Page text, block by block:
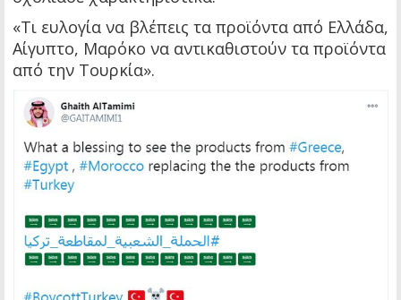
«Τι ευλογία να βλέπεις τα προϊόντα από Ελλάδα,
Αίγυπτο, Μαρόκο να αντικαθιστούν τα προϊόντα
από την Τουρκία».